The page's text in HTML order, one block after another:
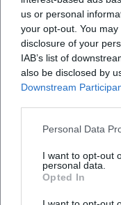
us or personal
your opt-out. You
disclosure of your
IAB’s list of
also be disclosed by
Downstream
Personal Data
I want to opt-out
personal data.
Opted In
eingespielt wurden.
von Kinderhörspielen
Gedichte neu
wie stark seine
Phrasierung,
szenische Pointen.
Musikalische
Chanson
Sachlichkeit mit der
Gedichte arbeiten